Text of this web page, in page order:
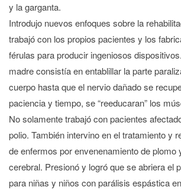
y la garganta.
Introdujo nuevos enfoques sobre la
trabajó con los propios pacientes y los
férulas para producir ingeniosos
madre consistía en entablillar la parte
cuerpo hasta que el nervio dañado se
paciencia y tiempo, se “reeducaran” los
No solamente trabajó con pacientes
polio. También intervino en el tratamiento y
de enfermos por envenenamiento de plomo
cerebral. Presionó y logró que se abriera el
para niñas y niños con parálisis espástica